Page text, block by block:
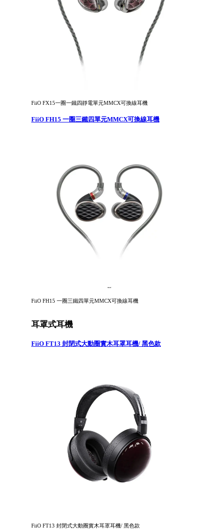
FiiO FX15一圈一鐵四靜電單元MMCX可換線耳機
FiiO FH15 一圈三鐵四單元MMCX可換線耳機
FiiO FH15 一圈三鐵四單元MMCX可換線耳機
耳罩式耳機
FiiO FT13 封閉式大動圈實木耳罩耳機/ 黑色款
FiiO FT13 封閉式大動圈實木耳罩耳機/ 黑色款